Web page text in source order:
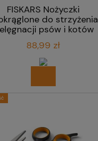
FISKARS Nożyczki
do strzyżenia
psów i kotów
88,99 zł